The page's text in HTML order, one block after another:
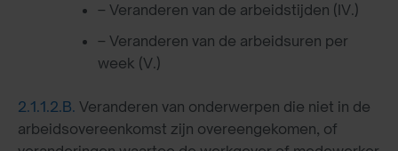
– Veranderen van de arbeidstijden (IV.)
– Veranderen van de arbeidsuren per
week (V.)
2.1.1.2.B. Veranderen van onderwerpen die niet in de
arbeidsovereenkomst zijn overeengekomen, of